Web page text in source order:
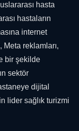
hasta
hastaların
internet
Meta reklamları,
bir şekilde
sektör
dijital
lider sağlık turizmi